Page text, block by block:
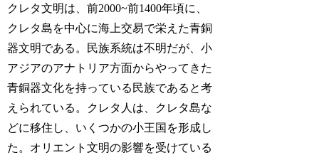
クレタ文明は、前2000~前1400年頃に、
クレタ島を中心に海上交易で栄えた青銅
器文明である。民族系統は不明だが、小
アジアのアナトリア方面からやってきた
青銅器文化を持っている民族であると考
えられている。クレタ人は、クレタ島な
どに移住し、いくつかの小王国を形成し
た。オリエント文明の影響を受けている